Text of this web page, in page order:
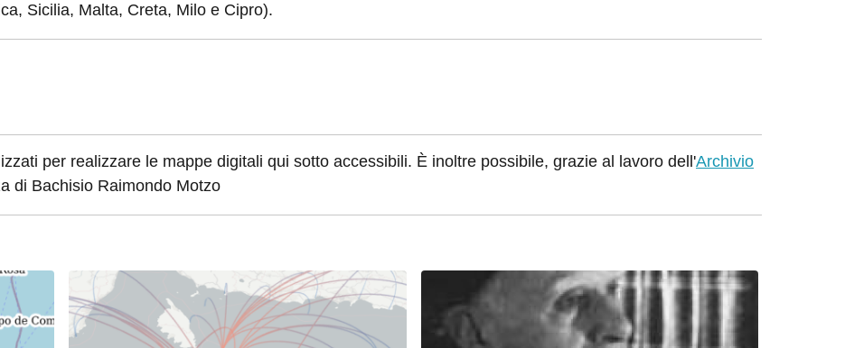
Sicilia, Malta, Creta, Milo e Cipro).
per realizzare le mappe digitali qui sotto accessibili. È inoltre possibile, grazie al lavoro dell'Archivio
di Bachisio Raimondo Motzo